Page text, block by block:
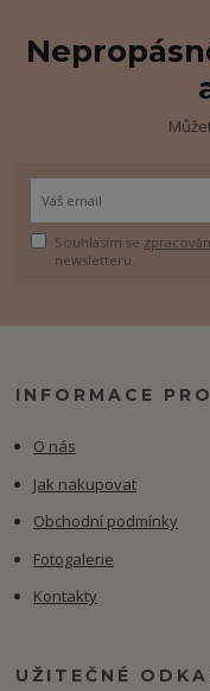
Souhlasím se
newsletteru.
INFORMACE
O nás
Jak nakupovat
Obchodní podmínky
Fotogalerie
Kontakty
UŽITEČNÉ